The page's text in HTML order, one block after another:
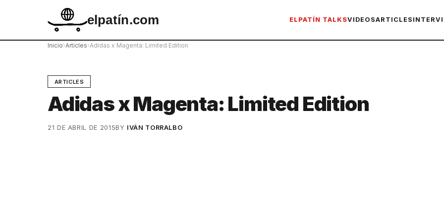
elpatín.com ELPATÍN TALKSVIDEOSARTICLES
Inicio›Articles›Adidas x Magenta: Limited Edition
ARTICLES
Adidas x Magenta: Limited Edition
21 DE ABRIL DE 2015BY IVÁN TORRALBO